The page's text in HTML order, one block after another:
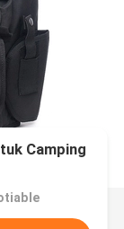
Camping